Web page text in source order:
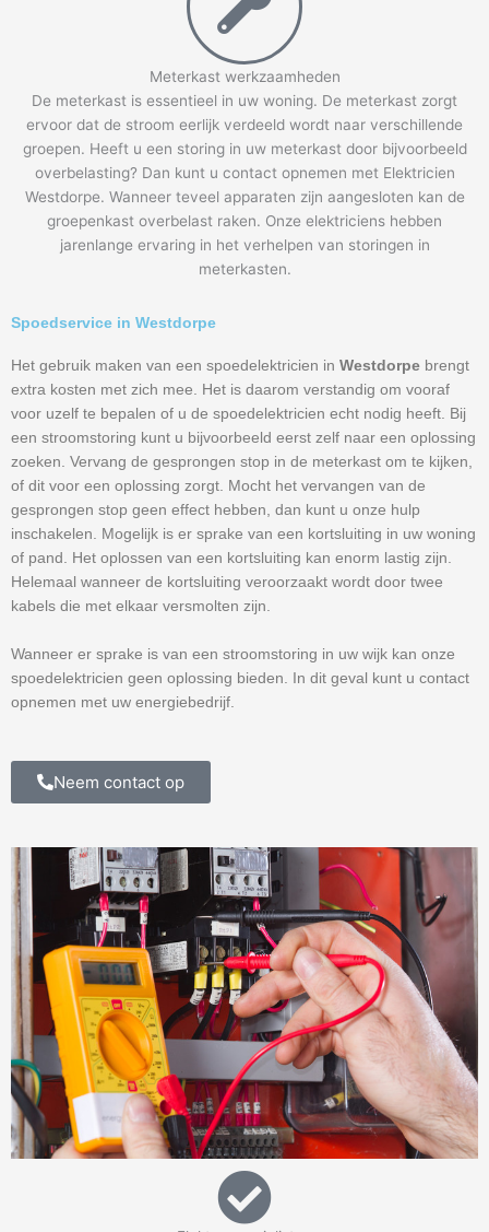
Meterkast werkzaamheden
De meterkast is essentieel in uw woning. De meterkast zorgt
ervoor dat de stroom eerlijk verdeeld wordt naar verschillende
groepen. Heeft u een storing in uw meterkast door bijvoorbeeld
overbelasting? Dan kunt u contact opnemen met Elektricien
Westdorpe. Wanneer teveel apparaten zijn aangesloten kan de
groepenkast overbelast raken. Onze elektriciens hebben
jarenlange ervaring in het verhelpen van storingen in
meterkasten.
Spoedservice in Westdorpe
Het gebruik maken van een spoedelektricien in Westdorpe brengt
extra kosten met zich mee. Het is daarom verstandig om vooraf
voor uzelf te bepalen of u de spoedelektricien echt nodig heeft. Bij
een stroomstoring kunt u bijvoorbeeld eerst zelf naar een oplossing
zoeken. Vervang de gesprongen stop in de meterkast om te kijken,
of dit voor een oplossing zorgt. Mocht het vervangen van de
gesprongen stop geen effect hebben, dan kunt u onze hulp
inschakelen. Mogelijk is er sprake van een kortsluiting in uw woning
of pand. Het oplossen van een kortsluiting kan enorm lastig zijn.
Helemaal wanneer de kortsluiting veroorzaakt wordt door twee
kabels die met elkaar versmolten zijn.
Wanneer er sprake is van een stroomstoring in uw wijk kan onze
spoedelektricien geen oplossing bieden. In dit geval kunt u contact
opnemen met uw energiebedrijf.
Neem contact op